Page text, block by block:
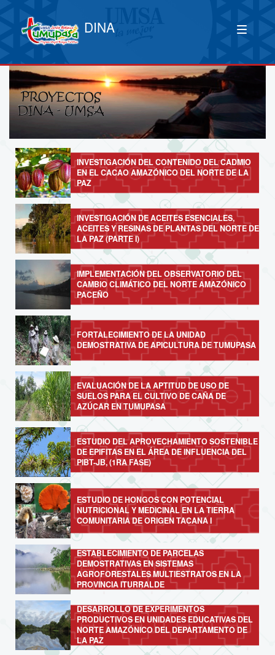
DINA
INVESTIGACIÓN DEL CONTENIDO DEL CADMIO
EN EL CACAO AMAZÓNICO DEL NORTE DE LA
PAZ
INVESTIGACIÓN DE ACEITES ESENCIALES,
ACEITES Y RESINAS DE PLANTAS DEL NORTE DE
LA PAZ (PARTE I)
IMPLEMENTACIÓN DEL OBSERVATORIO DEL
CAMBIO CLIMÁTICO DEL NORTE AMAZÓNICO
PACEÑO
FORTALECIMIENTO DE LA UNIDAD
DEMOSTRATIVA DE APICULTURA DE TUMUPASA
EVALUACIÓN DE LA APTITUD DE USO DE
SUELOS PARA EL CULTIVO DE CAÑA DE
AZÚCAR EN TUMUPASA
ESTUDIO DEL APROVECHAMIENTO SOSTENIBLE
DE EPIFITAS EN EL ÁREA DE INFLUENCIA DEL
PIBT-JB, (1RA FASE)
ESTUDIO DE HONGOS CON POTENCIAL
NUTRICIONAL Y MEDICINAL EN LA TIERRA
COMUNITARIA DE ORIGEN TACANA I
ESTABLECIMIENTO DE PARCELAS
DEMOSTRATIVAS EN SISTEMAS
AGROFORESTALES MULTIESTRATOS EN LA
PROVINCIA ITURRALDE
DESARROLLO DE EXPERIMENTOS
PRODUCTIVOS EN UNIDADES EDUCATIVAS DEL
NORTE AMAZÓNICO DEL DEPARTAMENTO DE
LA PAZ